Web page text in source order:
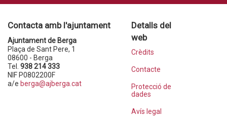
Contacta amb l'ajuntament
Ajuntament de Berga
Plaça de Sant Pere, 1
08600 - Berga
Tel. 938 214 333
NIF P0802200F
a/e berga@ajberga.cat
Detalls del
web
Crèdits
Contacte
Protecció de
dades
Avís legal